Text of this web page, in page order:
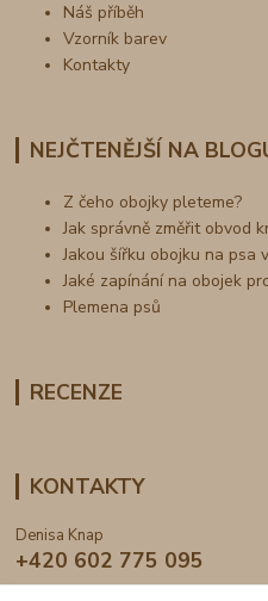
Náš příběh
Vzorník barev
Kontakty
NEJČTENĚJŠÍ NA
Z čeho obojky pleteme?
Jak správně změřit obvod
Jakou šířku obojku na psa
Jaké zapínání na obojek
Plemena psů
RECENZE
KONTAKTY
Denisa Knap
+420 602 775 095